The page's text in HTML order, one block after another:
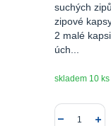
suchých
zipové
2 malé
úch...
skladem 10 ks